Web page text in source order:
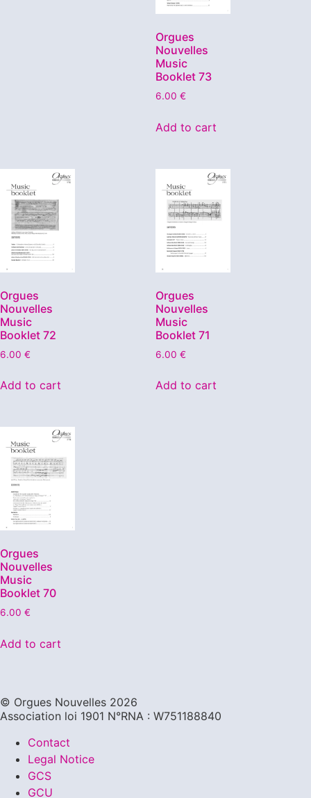
Orgues
Nouvelles
Music
Booklet 73
6.00 €
Add to cart
Orgues
Nouvelles
Music
Booklet 72
6.00 €
Add to cart
Orgues
Nouvelles
Music
Booklet 71
6.00 €
Add to cart
Orgues
Nouvelles
Music
Booklet 70
6.00 €
Add to cart
©️ Orgues Nouvelles 2026
Association loi 1901 N°RNA : W751188840
Contact
Legal Notice
GCS
GCU